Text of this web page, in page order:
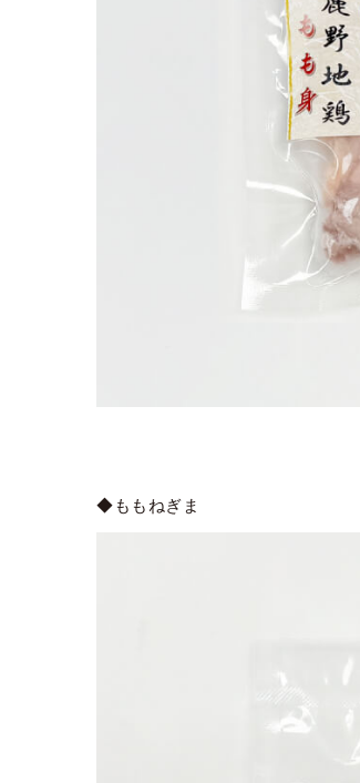
◆ももねぎま